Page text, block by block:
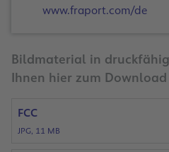
www.fraport.com/de
Bildmaterial in
Ihnen hier zum
FCC
JPG, 11 MB